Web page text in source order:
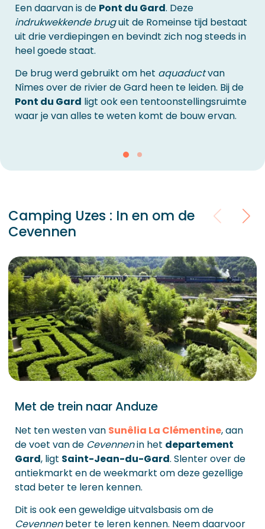
Een daarvan is de Pont du Gard. Deze
indrukwekkende bruguit de Romeinse tijd bestaat
uit drie verdiepingen en bevindt zich nog steeds in
heel goede staat.
De brug werd gebruikt om het aquaductvan
Nîmes over de rivier de Gard heen te leiden. Bij de
Pont du Gard ligt ook een tentoonstellingsruimte
waar je van alles te weten komt de bouw ervan.
Camping Uzes : In en om de
Cevennen
Met de trein naar Anduze
Net ten westen van Sunêlia La Clémentine, aan
de voet van de Cevennenin het departement
Gard, ligt Saint-Jean-du-Gard. Slenter over de
antiekmarkt en de weekmarkt om deze gezellige
stad beter te leren kennen.
Dit is ook een geweldige uitvalsbasis om de
Cevennenbeter te leren kennen. Neem daarvoor